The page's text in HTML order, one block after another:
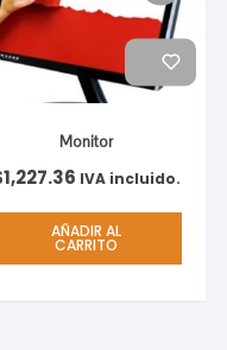
Monitor
1,227.36 IVA incluido.
AÑADIR AL
CARRITO